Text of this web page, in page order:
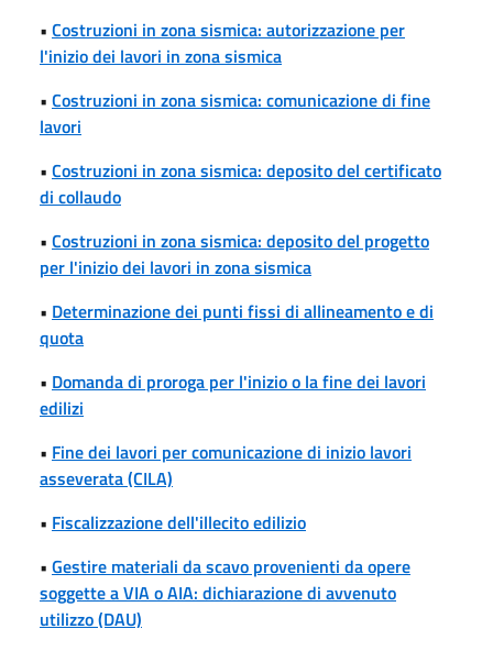
• Costruzioni in zona sismica: autorizzazione per
l'inizio dei lavori in zona sismica
• Costruzioni in zona sismica: comunicazione di fine
lavori
• Costruzioni in zona sismica: deposito del certificato
di collaudo
• Costruzioni in zona sismica: deposito del progetto
per l'inizio dei lavori in zona sismica
• Determinazione dei punti fissi di allineamento e di
quota
• Domanda di proroga per l'inizio o la fine dei lavori
edilizi
• Fine dei lavori per comunicazione di inizio lavori
asseverata (CILA)
• Fiscalizzazione dell'illecito edilizio
• Gestire materiali da scavo provenienti da opere
soggette a VIA o AIA: dichiarazione di avvenuto
utilizzo (DAU)